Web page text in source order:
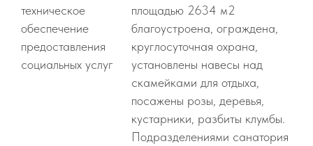
техническое
обеспечение
предоставления
социальных услуг
площадью 2634 м2
благоустроена, ограждена,
круглосуточная охрана,
установлены навесы над
скамейками для отдыха,
посажены розы, деревья,
кустарники, разбиты клумбы.
Подразделениями санатория